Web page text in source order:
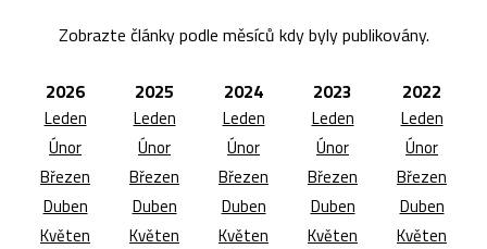
Zobrazte články podle měsíců kdy byly publikovány.
2026
Leden
Únor
Březen
Duben
Květen
2025
Leden
Únor
Březen
Duben
Květen
2024
Leden
Únor
Březen
Duben
Květen
2023
Leden
Únor
Březen
Duben
Květen
2022
Leden
Únor
Březen
Duben
Květen